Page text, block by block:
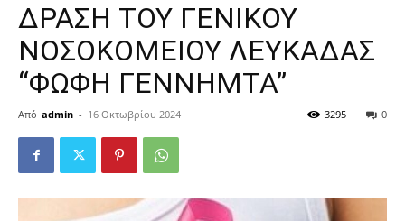
ΔΡΑΣΗ ΤΟΥ ΓΕΝΙΚΟΥ
ΝΟΣΟΚΟΜΕΙΟΥ ΛΕΥΚΑΔΑΣ
“ΦΩΦΗ ΓΕΝΝΗΜΤΑ”
Από admin - 16 Οκτωβρίου 2024 0
3295